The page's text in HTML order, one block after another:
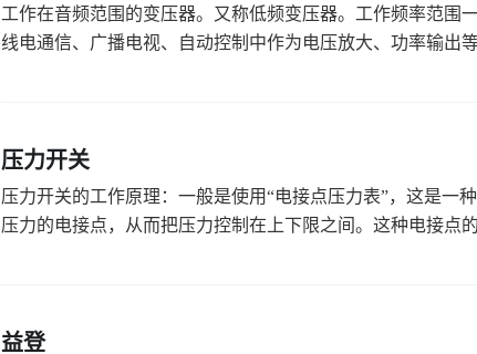
工作在音频范围的变压器。又称低频变压器。工作频率范围
线电通信、广播电视、自动控制中作为电压放大、功率输出
压力开关
压力开关的工作原理：一般是使用“电接点压力表”，这是一
压力的电接点，从而把压力控制在上下限之间。这种电接点
益登